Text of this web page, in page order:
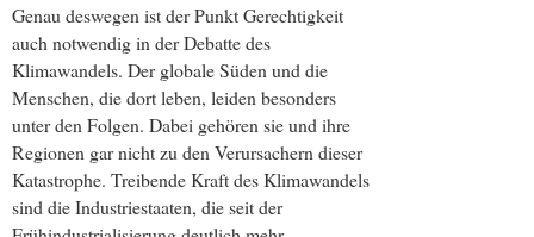
Genau deswegen ist der Punkt Gerechtigkeit
auch notwendig in der Debatte des
Klimawandels. Der globale Süden und die
Menschen, die dort leben, leiden besonders
unter den Folgen. Dabei gehören sie und ihre
Regionen gar nicht zu den Verursachern dieser
Katastrophe. Treibende Kraft des Klimawandels
sind die Industriestaaten, die seit der